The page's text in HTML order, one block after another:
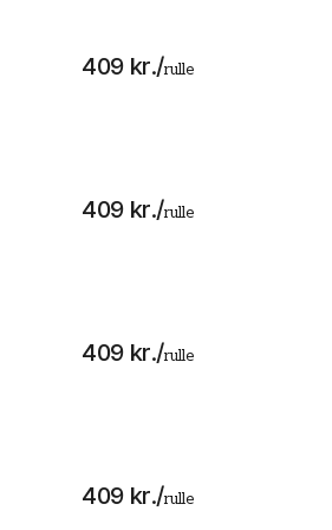
409 kr./rulle
409 kr./rulle
409 kr./rulle
409 kr./rulle